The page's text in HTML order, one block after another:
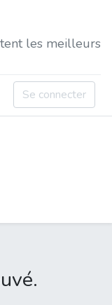
les meilleurs
Se connecter